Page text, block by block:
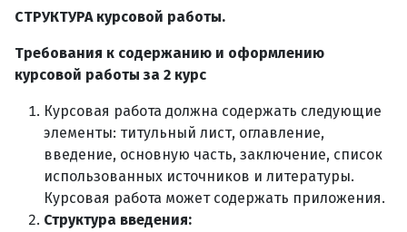
СТРУКТУРА курсовой работы.
Требования к содержанию и оформлению
курсовой работы за 2 курс
Курсовая работа должна содержать следующие
элементы: титульный лист, оглавление,
введение, основную часть, заключение, список
использованных источников и литературы.
Курсовая работа может содержать приложения.
Структура введения: